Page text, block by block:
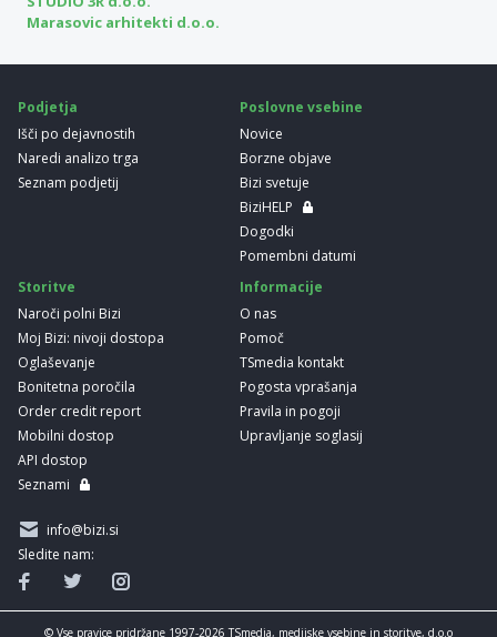
Marasovic arhitekti d.o.o.
Podjetja
Išči po dejavnostih
Naredi analizo trga
Seznam podjetij
Poslovne vsebine
Novice
Borzne objave
Bizi svetuje
BiziHELP
Dogodki
Pomembni datumi
Storitve
Naroči polni Bizi
Moj Bizi: nivoji dostopa
Oglaševanje
Bonitetna poročila
Order credit report
Mobilni dostop
API dostop
Seznami
Informacije
O nas
Pomoč
TSmedia kontakt
Pogosta vprašanja
Pravila in pogoji
Upravljanje soglasij
info@bizi.si
Sledite nam:
© Vse pravice pridržane 1997-2026 TSmedia, medijske vsebine in storitve, d.o.o